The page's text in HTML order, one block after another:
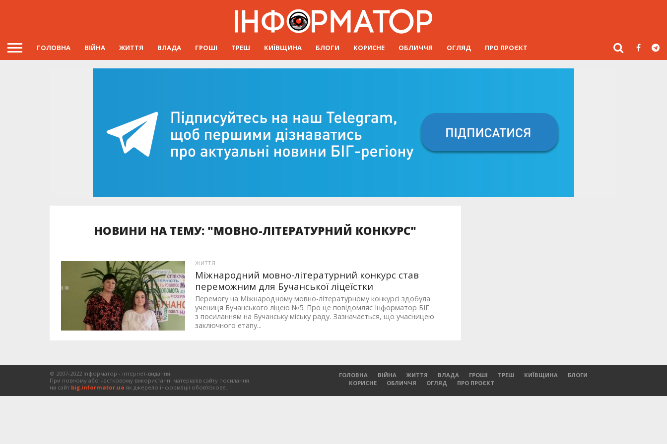
ГОЛОВНА ВІЙНА ЖИТТЯ ВЛАДА ГРОШІ ТРЕШ КИЇВЩИНА БЛОГИ КОРИСНЕ ОБЛИЧЧЯ ОГЛЯД ПРО ПРОЄКТ
НОВИНИ НА ТЕМУ: "МОВНО-ЛІТЕРАТУРНИЙ КОНКУРС"
ЖИТТЯ
Міжнародний мовно-літературний конкурс став
переможним для Бучанської ліцеїстки
Перемогу на Міжнародному мовно-літературному конкурсі здобула
учениця Бучанського ліцею №5. Про це повідомляє Інформатор БІГ
з посиланням на Бучанську міську раду. Зазначається, що учасницею
заключного етапу...
ГОЛОВНА ВІЙНА ЖИТТЯ ВЛАДА ГРОШІ ТРЕШ КИЇВЩИНА
БЛОГИ
КОРИСНЕ
ОБЛИЧЧЯ ОГЛЯД ПРО ПРОЄКТ
© 2007-2022 Інформатор - інтернет-видання.
При повному або частковому використанні матеріалів сайту посилання
на сайт big.informator.ua як джерело інформації обов'язкове.